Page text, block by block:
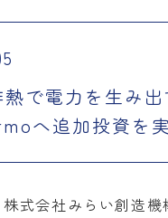
で電力を生み
へ追加投資を
株式会社みらい創造